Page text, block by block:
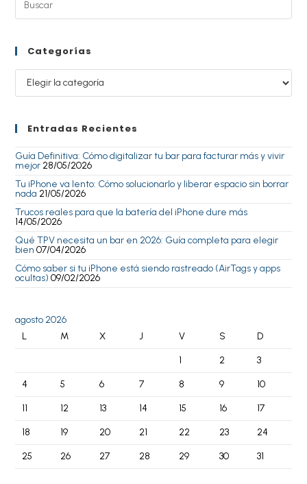
Categorías
Entradas Recientes
Guía Definitiva: Cómo digitalizar tu bar para facturar más y vivir
mejor 28/05/2026
Tu iPhone va lento: Cómo solucionarlo y liberar espacio sin borrar
nada 21/05/2026
Trucos reales para que la batería del iPhone dure más
14/05/2026
Qué TPV necesita un bar en 2026: Guía completa para elegir
bien 07/04/2026
Cómo saber si tu iPhone está siendo rastreado (AirTags y apps
ocultas) 09/02/2026
agosto 2026
L
M X J V S D
1 2 3
4 5 6 7 8 9 10
11 12 13 14 15 16 17
18 19 20 21 22 23 24
25 26 27 28 29 30 31